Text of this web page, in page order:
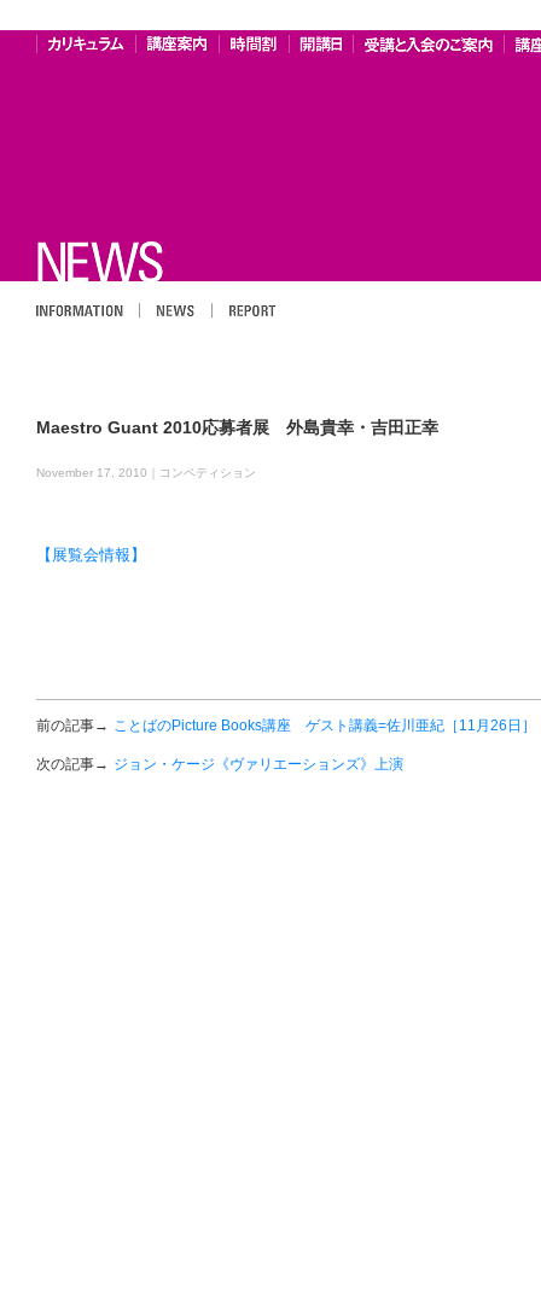
Maestro Guant 2010応募者展 外島貴幸・吉田正幸
November 17, 2010｜ コンペティション
【展覧会情報】
前の記事→ ことばのPicture Books講座 ゲスト講義=佐川亜紀［11月26日］
次の記事→ ジョン・ケージ《ヴァリエーションズ》上演